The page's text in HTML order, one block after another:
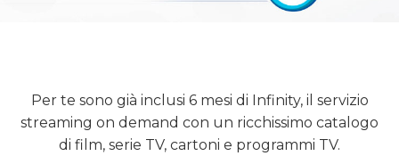
Per te sono già inclusi 6 mesi di Infinity, il servizio
streaming on demand con un ricchissimo catalogo
di film, serie TV, cartoni e programmi TV.